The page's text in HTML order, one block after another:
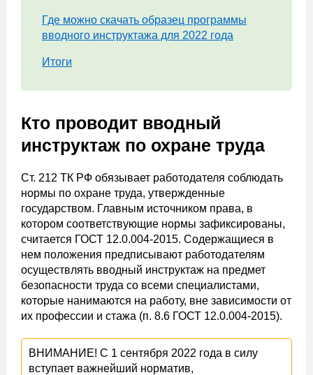
Где можно скачать образец программы
вводного инструктажа для 2022 года
Итоги
Кто проводит вводный
инструктаж по охране труда
Ст. 212 ТК РФ обязывает работодателя соблюдать
нормы по охране труда, утвержденные
государством. Главным источником права, в
котором соответствующие нормы зафиксированы,
считается ГОСТ 12.0.004-2015. Содержащиеся в
нем положения предписывают работодателям
осуществлять вводный инструктаж на предмет
безопасности труда со всеми специалистами,
которые нанимаются на работу, вне зависимости от
их профессии и стажа (п. 8.6 ГОСТ 12.0.004-2015).
ВНИМАНИЕ! С 1 сентября 2022 года в силу
вступает важнейший норматив,